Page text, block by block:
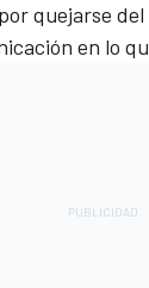
quejarse
en lo